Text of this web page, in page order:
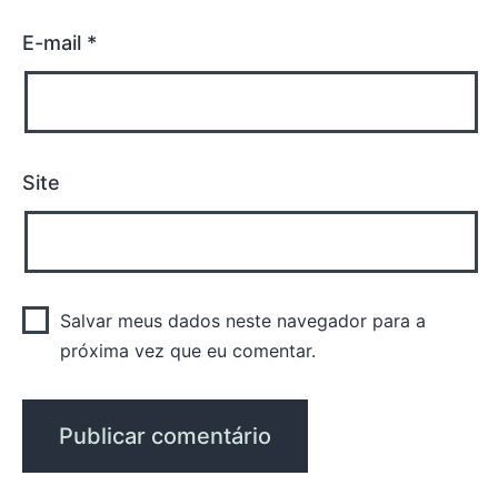
E-mail *
Site
Salvar meus dados neste navegador para a
próxima vez que eu comentar.